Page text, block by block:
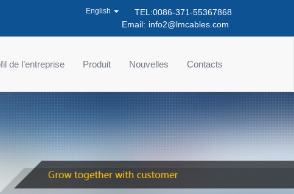
TEL:0086-371-55367868
Email: info2@lmcables.com
English
de l’entreprise Produit Nouvelles Contacts